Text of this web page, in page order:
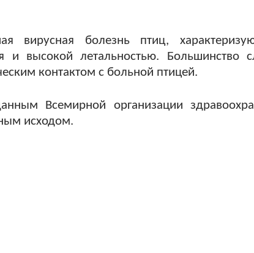
вирусная болезнь птиц,
высокой летальностью. Большинство
контактом с больной птицей.
Всемирной организации
исходом.